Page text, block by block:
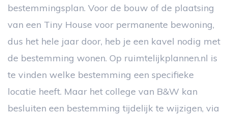
bestemmingsplan. Voor de bouw of de plaatsing
van een Tiny House voor permanente bewoning,
dus het hele jaar door, heb je een kavel nodig met
de bestemming wonen. Op ruimtelijkplannen.nl is
te vinden welke bestemming een specifieke
locatie heeft. Maar het college van B&W kan
besluiten een bestemming tijdelijk te wijzigen, via